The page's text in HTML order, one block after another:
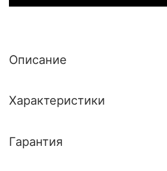
Описание
Характеристики
Гарантия